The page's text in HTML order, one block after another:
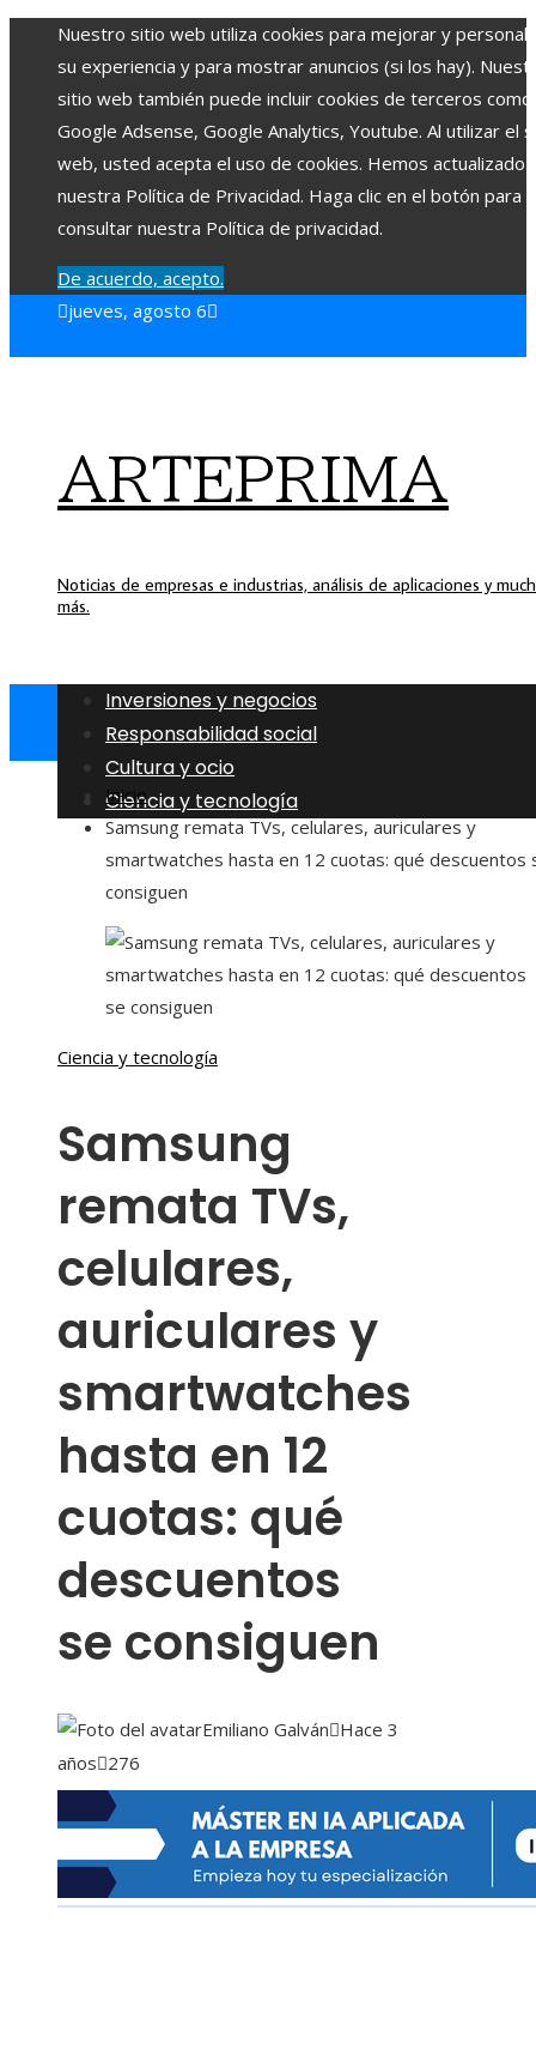
Nuestro sitio web utiliza cookies para mejorar y
su experiencia y para mostrar anuncios (si los hay).
sitio web también puede incluir cookies de terceros como
Google Adsense, Google Analytics, Youtube. Al utilizar el
web, usted acepta el uso de cookies. Hemos actualizado
nuestra Política de Privacidad. Haga clic en el botón para
consultar nuestra Política de privacidad.
De acuerdo, acepto.
jueves, agosto 6
ARTEPRIMA
Noticias de empresas e industrias, análisis de aplicaciones y
más.
Inversiones y negocios
Responsabilidad social
Cultura y ocio
Ciencia y tecnología
Inicio
Samsung remata TVs, celulares, auriculares y
smartwatches hasta en 12 cuotas: qué descuentos
consiguen
Ciencia y tecnología
Samsung
remata TVs,
celulares,
auriculares y
smartwatches
hasta en 12
cuotas: qué
descuentos
se consiguen
Emiliano Galván Hace 3
años 276